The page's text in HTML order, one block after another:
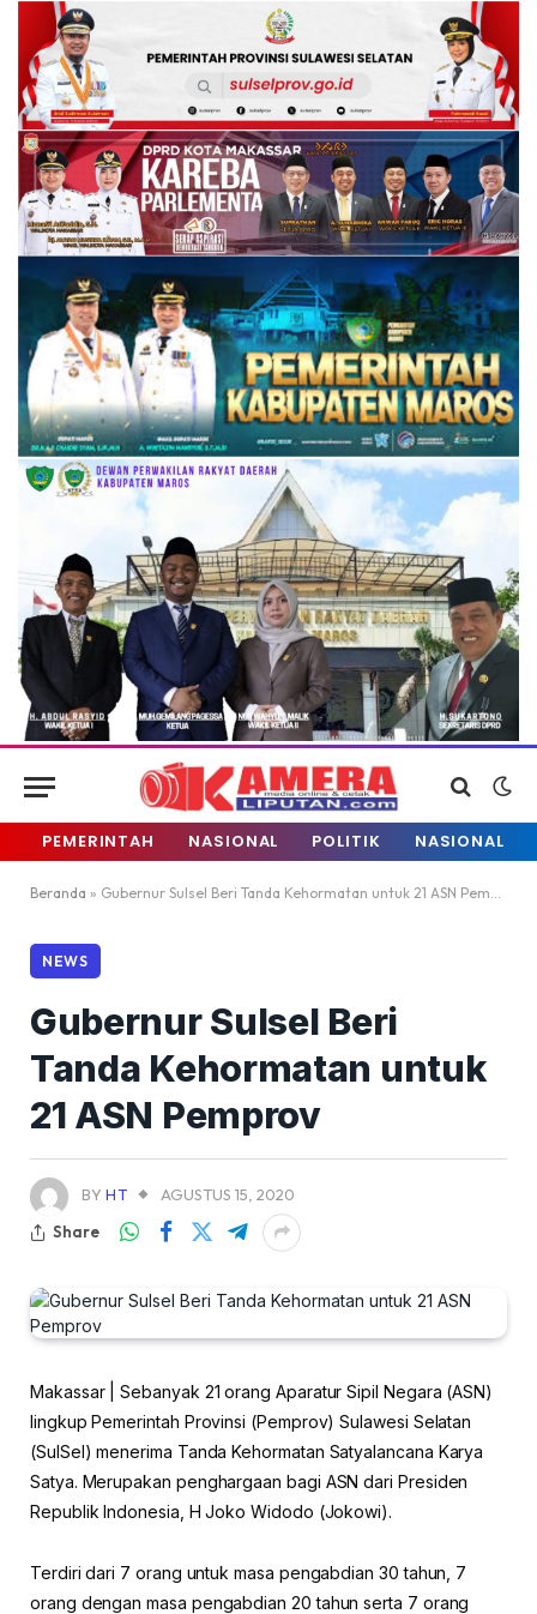
PEMERINTAH NASIONAL POLITIK NASIONAL
Beranda » Gubernur Sulsel Beri Tanda Kehormatan untuk 21 ASN Pemprov
NEWS
Gubernur Sulsel Beri
Tanda Kehormatan untuk
21 ASN Pemprov
BY HT
AGUSTUS 15, 2020
Share
Makassar | Sebanyak 21 orang Aparatur Sipil Negara (ASN)
lingkup Pemerintah Provinsi (Pemprov) Sulawesi Selatan
(SulSel) menerima Tanda Kehormatan Satyalancana Karya
Satya. Merupakan penghargaan bagi ASN dari Presiden
Republik Indonesia, H Joko Widodo (Jokowi).
Terdiri dari 7 orang untuk masa pengabdian 30 tahun, 7
orang dengan masa pengabdian 20 tahun serta 7 orang